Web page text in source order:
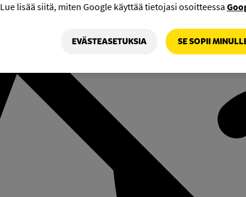
Lue lisää siitä, miten Google käyttää tietojasi osoitteessa
EVÄSTEASETUKSIA SE SOPII